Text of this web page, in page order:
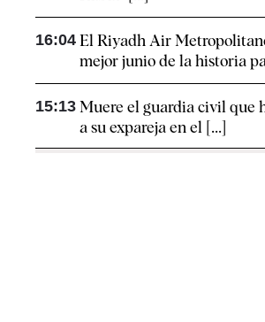
16:04 El Riyadh Air
mejor junio de la historia
15:13 Muere el guardia civil que
a su expareja en el [...]